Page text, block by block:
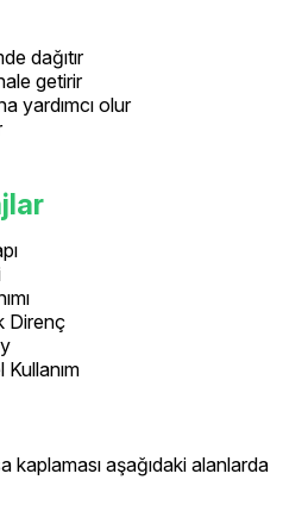
dağıtır
getirir
yardımcı olur
Direnç
aşağıdaki alanlarda